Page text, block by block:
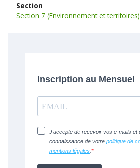
Section
Section 7 (Environnement et territoires)